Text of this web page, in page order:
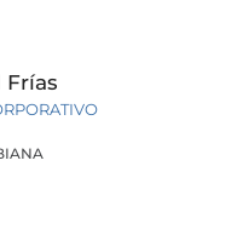
Frías